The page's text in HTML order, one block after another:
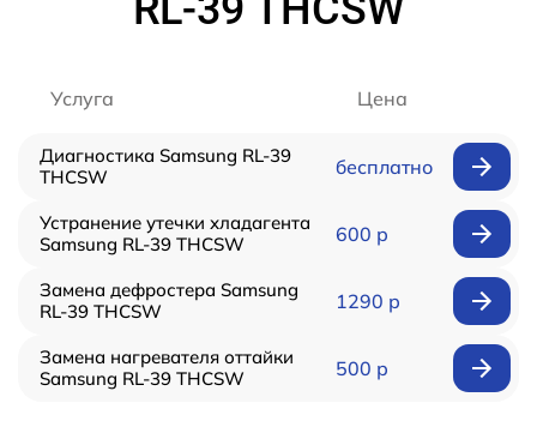
Услуга Цена
Диагностика Samsung RL-39
THCSW
бесплатно
Устранение утечки хладагента
Samsung RL-39 THCSW
600 р
Замена дефростера Samsung
RL-39 THCSW
1290 р
Замена нагревателя оттайки
Samsung RL-39 THCSW
500 р